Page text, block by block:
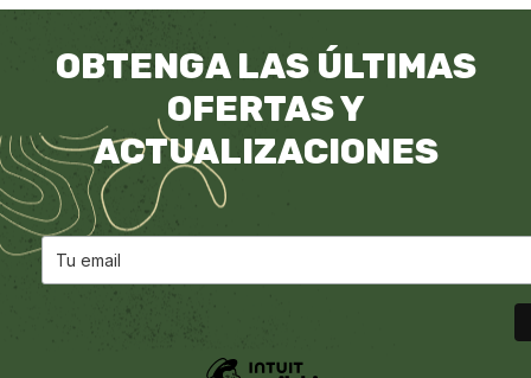
OBTENGA LAS ÚLTIMAS
OFERTAS Y
ACTUALIZACIONES